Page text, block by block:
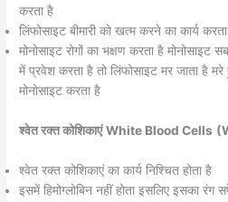
करता है
लिंफोसाइट बीमारी को खत्म करने का कार्य
मोनोसाइट रोगों का भक्षण करता है मोनोसाइट
में प्रवेश करता है तो लिंफोसाइट मर जाता है मरे
मोनोसाइट करता है
श्वेत रक्त कोशिकाएं White Blood Cells
श्वेत रक्त कोशिकाएं का कार्य निश्चित होता है
इसमें हिमोग्लोबिन नहीं होता इसलिए इसका रंग